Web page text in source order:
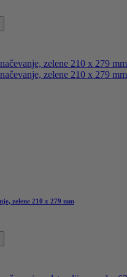
zelene 210 x 279 mm